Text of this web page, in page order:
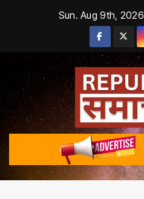
Sun. Aug 9th, 2026